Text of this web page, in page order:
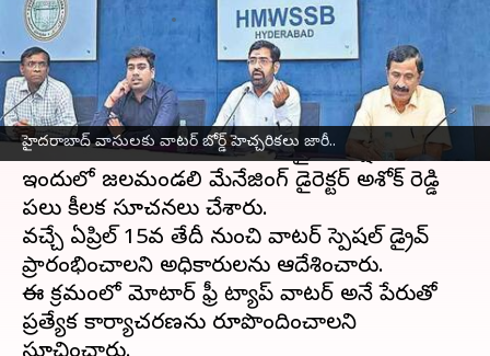
హైదరాబాద్ వాసులకు వాటర్ బోర్డ్ హెచ్చరికలు జారీ..
వ్రాసిన వారు Sirish Praharaju Apr 10, 2025 08:36 am
ఈ వార్తాకథనం ఏంటి
హైదరాబాద్నగరంలో తాగునీటి సరఫరా పరిస్థితిపై
బుధవారం అధికారులు సమావేశమై సమీక్ష జరిపారు.
ఇందులో జలమండలి మేనేజింగ్ డైరెక్టర్ అశోక్ రెడ్డి
పలు కీలక సూచనలు చేశారు.
వచ్చే ఏప్రిల్ 15వ తేదీ నుంచి వాటర్ స్పెషల్ డ్రైవ్
ప్రారంభించాలని అధికారులను ఆదేశించారు.
ఈ క్రమంలో మోటార్ ఫ్రీ ట్యాప్ వాటర్ అనే పేరుతో
ప్రత్యేక కార్యాచరణను రూపొందించాలని